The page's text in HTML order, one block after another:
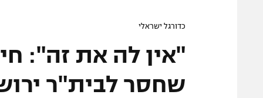
ברחבה
"מעל הליגה" – פודקאסט
"מחצית בשכונה" – פודקאסט
מכבי
בית"ר
כדורגל ישראלי
"אין לה את זה":
שחסר לבית"ר